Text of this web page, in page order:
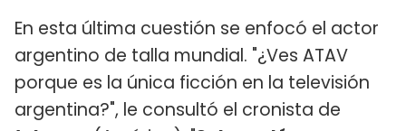
En esta última cuestión se enfocó el actor
argentino de talla mundial. "¿Ves ATAV
porque es la única ficción en la televisión
argentina?", le consultó el cronista de